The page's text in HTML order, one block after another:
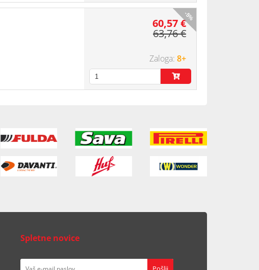
-5%
60,57 €
63,76 €
8+
Spletne novice